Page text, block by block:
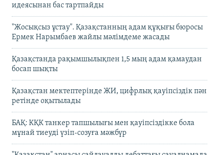
идеясынан бас тартпайды
"Жосықсыз ұстау". Қазақстанның адам құқығы бюросы
Ермек Нарымбаев жайлы мәлімдеме жасады
Қазақстанда рақымшылықпен 1,5 мың адам қамаудан
босап шықты
Қазақстан мектептерінде ЖИ, цифрлық қауіпсіздік пән
ретінде оқытылады
БАҚ: КҚК танкер тапшылығы мен қауіпсіздікке бола
мұнай тиеуді үзіп-созуға мәжбүр